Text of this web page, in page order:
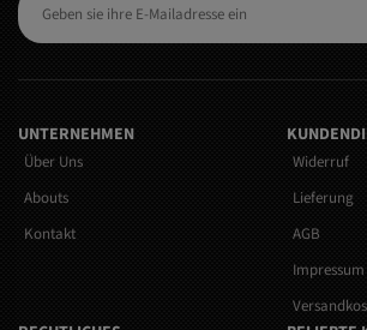
UNTERNEHMEN
Über Uns
Abouts
Kontakt
Widerruf
Lieferung
AGB
Impressum